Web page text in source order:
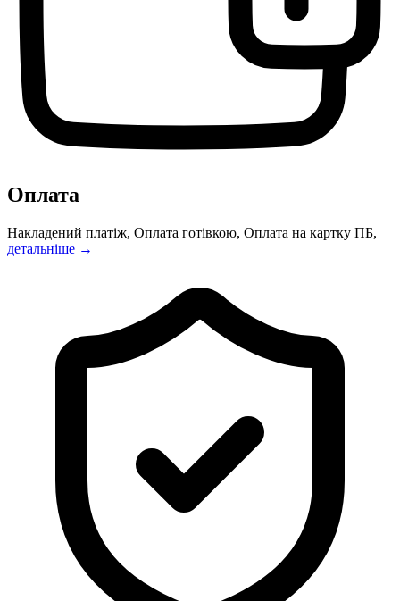
Оплата
Накладений платіж, Оплата готівкою, Оплата на картку ПБ,
детальніше →